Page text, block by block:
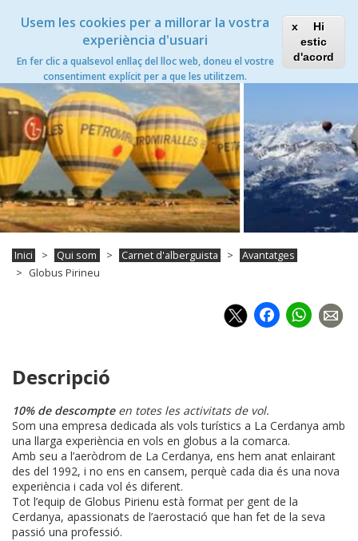
Usem les cookies per a millorar la vostra
experiència d'usuari
En fer clic a qualsevol enllaç del lloc web, doneu el vostre
consentiment explícit per a que les utilitzem.
Hi
estic
d'acord
Toggle
Xanascat
Toggle
navigation
Globus Pirineu
Inici Qui som Carnet d'alberguista
Avantatges
Globus Pirineu
Descripció
10% de descompteen totes les activitats de vol.
Som una empresa dedicada als vols turístics a La Cerdanya amb
una llarga experiència en vols en globus a la comarca.
Amb seu a l’aeròdrom de La Cerdanya, ens hem anat enlairant
des del 1992, i no ens en cansem, perquè cada dia és una nova
experiència i cada vol és diferent.
Tot l’equip de Globus Pirienu està format per gent de la
Cerdanya, apassionats de l’aerostació que han fet de la seva
passió una professió.